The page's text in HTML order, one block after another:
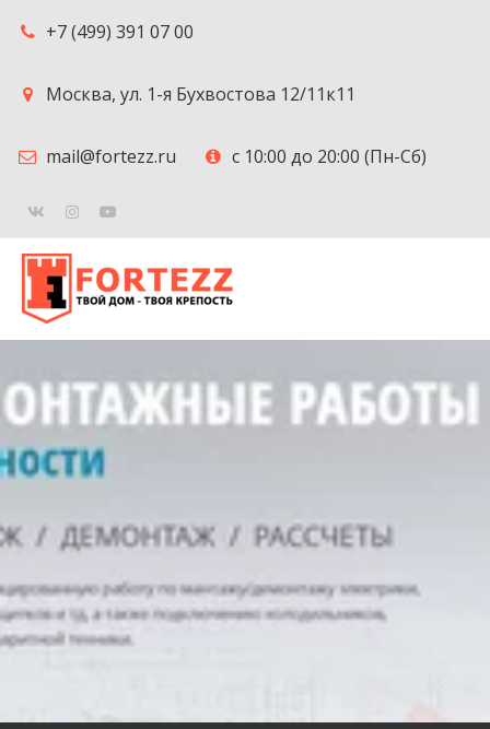
+7 (499) 391 07 00
Москва, ул. 1-я Бухвостова 12/11к11
mail@fortezz.ru с 10:00 до 20:00 (Пн-Сб)